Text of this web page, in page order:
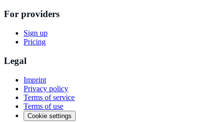
For providers
Sign up
Pricing
Legal
Imprint
Privacy policy
Terms of service
Terms of use
Cookie settings